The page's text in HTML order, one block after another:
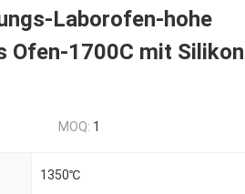
Laborofen-hohe
Ofen-1700C mit
MOQ: 1
1350℃